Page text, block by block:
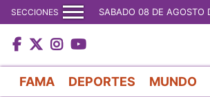
SECCIONES SABADO 08 DE AGOSTO
FAMA DEPORTES MUNDO